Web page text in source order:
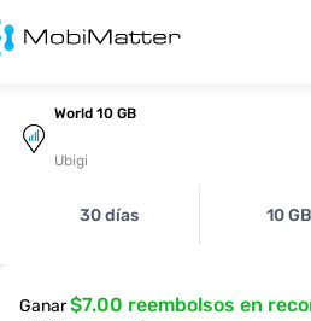
World 10 GB
Ubigi
30 días 10 GB
Ganar$7.00 reembolsos en